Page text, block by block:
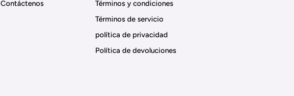
Contáctenos
Términos y condiciones
Términos de servicio
política de privacidad
Política de devoluciones